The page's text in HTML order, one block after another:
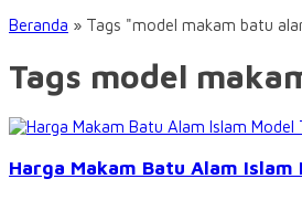
Beranda » Tags "model makam batu
Tags model
Harga Makam Batu Alam Islam